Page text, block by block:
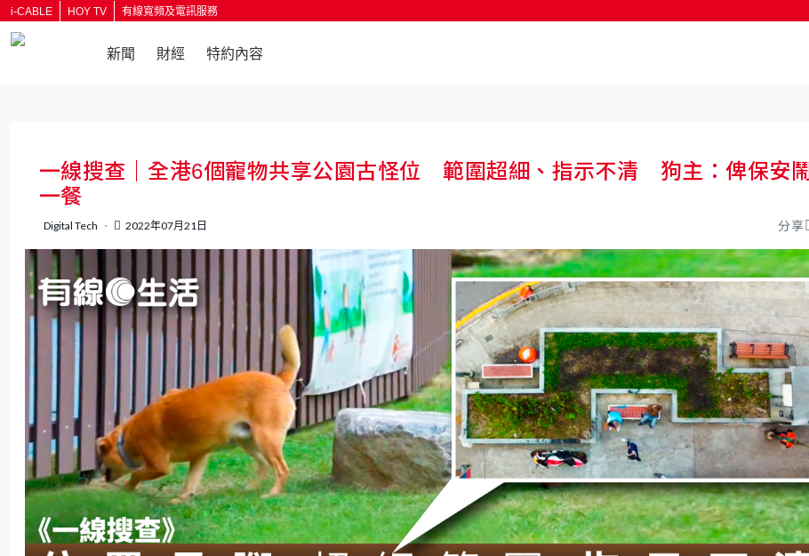
i-CABLE HOY TV 有線寬頻及電訊服務
新聞 財經 特約內容
一線搜查｜全港6個寵物共享公園古怪位 範圍超細、指示不清 狗主：俾保安鬧
一餐
Digital Tech 2022年07月21日 分享